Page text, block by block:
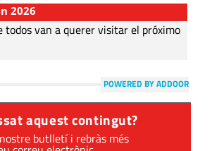
2026
todos van a querer visitar el próximo
POWERED BY ADDOOR
aquest contingut?
butlletí i rebràs més